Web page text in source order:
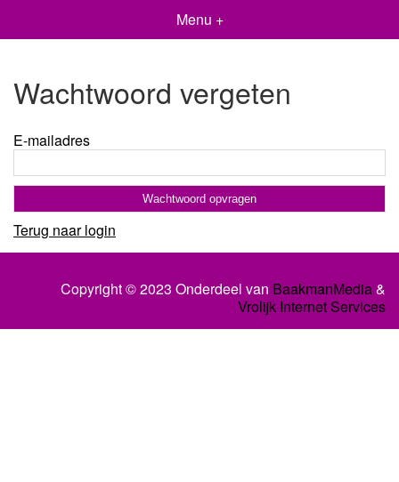
Menu +
Wachtwoord vergeten
E-mailadres
Terug naar login
Copyright © 2023 Onderdeel van BaakmanMedia&
Vrolijk Internet Services